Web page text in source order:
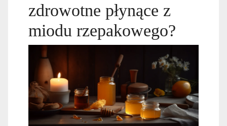
zdrowotne płynące z
miodu rzepakowego?